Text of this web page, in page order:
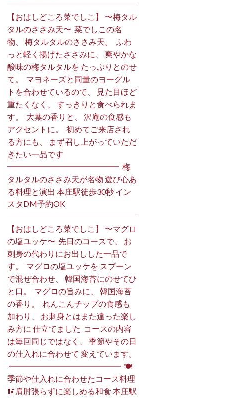
【おはしどころ菜でしこ】 〜梅タル
タルのささみ天〜 ⁡ 菜でしこの名
物、 梅タルタルのささみ天。 ⁡ ふわ
っと軽く揚げたささみに、 爽やかな
酸味の梅タルタルを たっぷりとのせ
て。 ⁡ マヨネーズと同量のヨーグル
トを合わせているので、 見た目ほど
重たくなく、 すっきりと食べられま
す。 ⁡ 大葉の香りと、 沢庵の食感も
アクセントに。 ⁡ 初めてご来店され
る方にも、 まず召し上がっていただ
きたい一品です️ ⁡
━━━━━━━━━━━━━━ ⁡ 梅
タルタルのささみ天が名物 遊び心あ
る料理と演出 本庄駅徒歩30秒 イン
スタDM予約OK ⁡
【おはしどころ菜でしこ】 〜マグロ
の塩ユッケ〜 ⁡ 先日のコースで、 お
刺身の代わりにお出しした一品で
す。 ⁡ マグロの塩ユッケを スプーン
で混ぜ合わせ、 韓国海苔にのせてひ
と口。 ⁡ マグロの旨みに、 韓国海苔
の香り。 ⁡ れんこんチップの食感も
加わり、 お刺身とはまた違った楽し
み方に 仕立てました️ ⁡ コースの内容
は毎回同じではなく、 季節やその日
の仕入れに合わせて 変えています。
⁡ ━━━━━━━━━━━━━━ ⁡ 🍽
季節や仕入れに合わせたコース料理
🥢肩肘張らずに楽しめる和食 本庄駅